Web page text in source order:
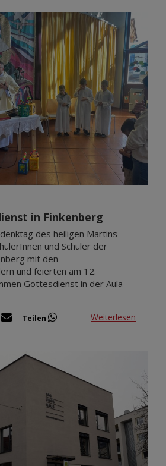
in Finkenberg
des heiligen Martins
und Schüler der
mit den
und feierten am 12.
Gottesdienst in der Aula
Teilen Weiterlesen